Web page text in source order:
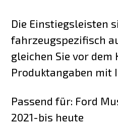
Die Einstiegsleisten
fahrzeugspezifisch
gleichen Sie vor dem
Produktangaben mit
Passend für: Ford
2021-bis heute